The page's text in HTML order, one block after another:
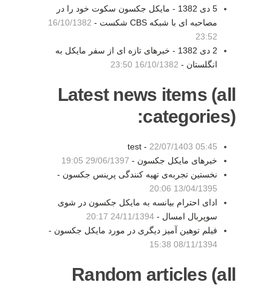
5 دی 1382 - مايکل جکسون سکوت خود را در
مصاحبه ای با شبکه CBS شکست -
16/10/1382
23:52
2 دی 1382 - خبرهای تازه ای از سفر مايکل به
انگلستان - 16/10/1382 23:50
Latest news items (all
categories):
test - 22/07/1403 05:45
خبرهای مایکل جکسون - 29/06/1397 19:05
نخستین تجربه‌ی تهیه کنندگی پرینس جکسون -
13/04/1395 20:06
ادای احترام بیانسه به مایکل جکسون در شوی
سوپربال امسال - 24/11/1394 20:17
فیلم توهین آمیز دیگری در مورد مایکل جکسون -
08/11/1394 15:38
Random articles (all